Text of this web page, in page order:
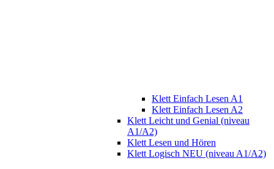
Klett Einfach Lesen A1
Klett Einfach Lesen A2
Klett Leicht und Genial (niveau
A1/A2)
Klett Lesen und Hören
Klett Logisch NEU (niveau A1/A2)